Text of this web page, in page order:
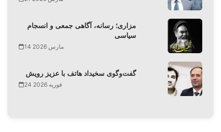
مزاری؛ رسانه، آگاهی جمعی و انسجام
سیاسی
14 مارس 2026
گفت‌وگوی سخیداد هاتف با عزیز رویش
24 فوریه 2026